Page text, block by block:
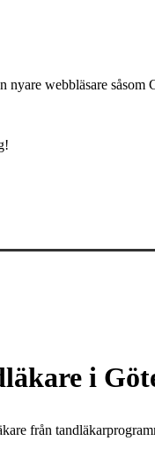
nyare webbläsare såsom
i
från